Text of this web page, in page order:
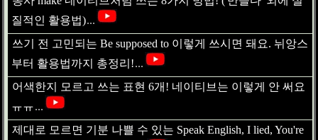
질적인 활용법)...
쓰기 전 고민되는 Be supposed to 이렇게 쓰시면 돼요. 뉘앙스
부터 활용법까지 총정리!...
어색한지 모르고 쓰는 표현 6개! 네이티브는 이렇게 안 써요
ㅠㅠ...
제대로 모르면 기분 나쁠 수 있는 Speak English, I lied, You're